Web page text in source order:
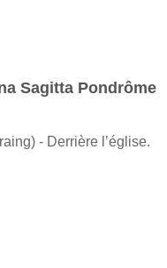
Sagitta Pondrôme
- Derrière l’église.